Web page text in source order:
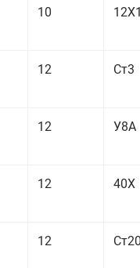
10
12 Ст3
12 У8А
12 40Х
12 Ст20